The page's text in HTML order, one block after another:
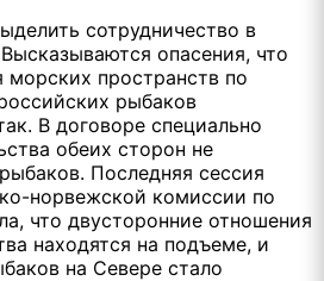
сотрудничество в
опасения, что
морских пространств по
рыбаков
В договоре специально
обеих сторон не
Последняя сессия
норвежской комиссии по
что двусторонние отношения
находятся на подъеме, и
на Севере стало